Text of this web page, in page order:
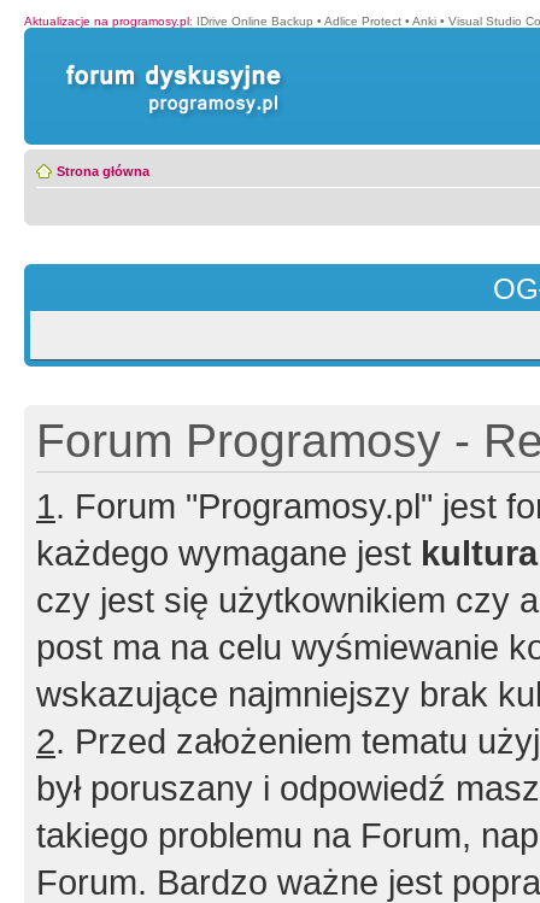
Aktualizacje na programosy.pl: IDrive Online Backup • Adlice Protect • Anki • Visual Studio
Strona główna
Forum Programosy -
1. Forum "Programosy.pl" jest
każdego wymagane jest
czy jest się użytkownikiem czy
post ma na celu wyśmiewanie
wskazujące najmniejszy brak
2. Przed założeniem tematu
był poruszany i odpowiedź
takiego problemu na Forum,
Forum. Bardzo ważne jest